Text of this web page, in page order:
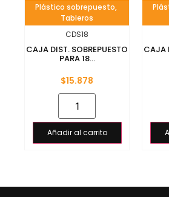
Plástico sobrepuesto,
Tableros
CDS18
CAJA DIST. SOBREPUESTO
PARA 18...
$15.878
Añadir al carrito
CAJA